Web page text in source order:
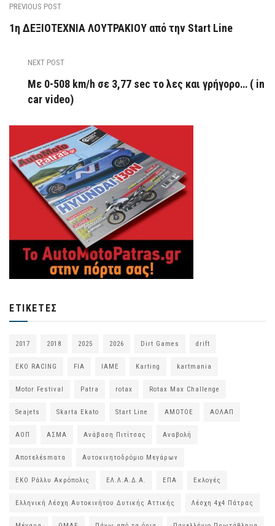
PREVIOUS POST
1η ΔΕΞΙΟΤΕΧΝΙΑ ΛΟΥΤΡΑΚΙΟΥ από την Start Line
NEXT POST
Με 0-508 km/h σε 3,77 sec το λες και γρήγορο… ( in
car video)
ΕΤΙΚΈΤΕΣ
2017 2018 2025 2026 Dirt Games drift
EKO RACING FIA IAME Karting kartmania
Motor Festival Patra rotax Rotax Max Challenge
Seajets Skarta Ekato Start Line ΑΜΟΤΟΕ ΑΟΛΑΠ
ΑΟΠ ΑΣΜΑ Ανάβαση Πιτίτσας Αναβολή
Αποτελέsmατα Αυτοκινητοδρόμιο Μεγάρων
ΕΚΟ Ράλλυ Ακρόπολις ΕΛ.Λ.Α.Δ.Α. ΕΠΑ Εκλογές
Ελληνική Λέσχη Αυτοκινήτου Δυτικής Αττικής Λέσχη 4χ4 Πάτρας